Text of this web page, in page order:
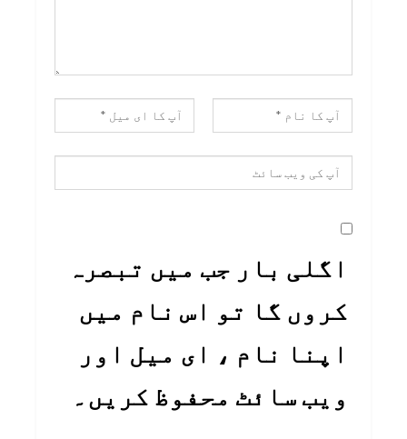
اگلی بار جب میں تبصرہ
کروں گا تو اس نام میں
اپنا نام ، ای میل اور
ویب سائٹ محفوظ کریں۔